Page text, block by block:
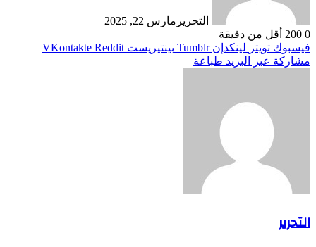
التحرير مارس 22, 2025
0
أقل من دقيقة
فيسبوك تويتر لينكدإن بينتيريست
مشاركة عبر البريد طباعة
التحرير